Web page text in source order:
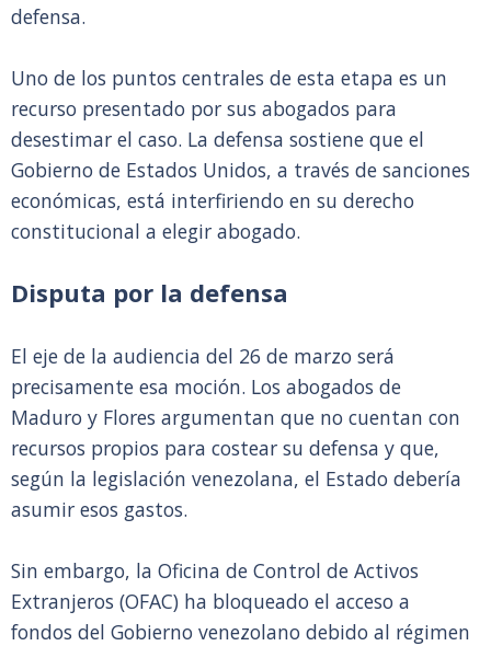
defensa.
Uno de los puntos centrales de esta etapa es un
recurso presentado por sus abogados para
desestimar el caso. La defensa sostiene que el
Gobierno de Estados Unidos, a través de sanciones
económicas, está interfiriendo en su derecho
constitucional a elegir abogado.
Disputa por la defensa
El eje de la audiencia del 26 de marzo será
precisamente esa moción. Los abogados de
Maduro y Flores argumentan que no cuentan con
recursos propios para costear su defensa y que,
según la legislación venezolana, el Estado debería
asumir esos gastos.
Sin embargo, la Oficina de Control de Activos
Extranjeros (OFAC) ha bloqueado el acceso a
fondos del Gobierno venezolano debido al régimen